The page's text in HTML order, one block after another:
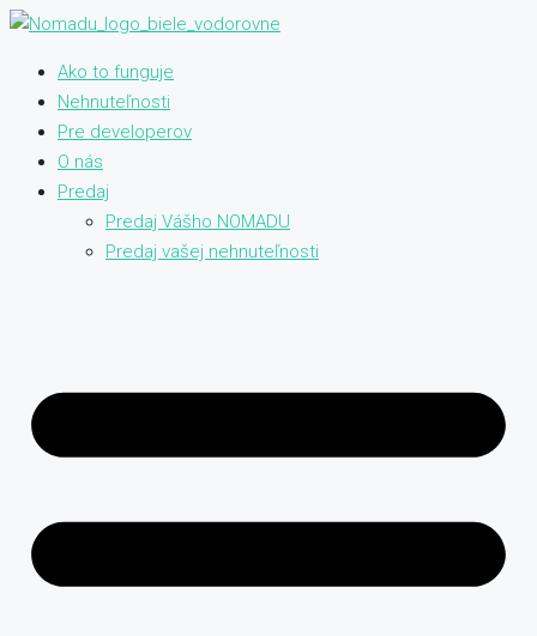
Ako to funguje
Nehnuteľnosti
Pre developerov
O nás
Predaj
Predaj Vášho NOMADU
Predaj vašej nehnuteľnosti